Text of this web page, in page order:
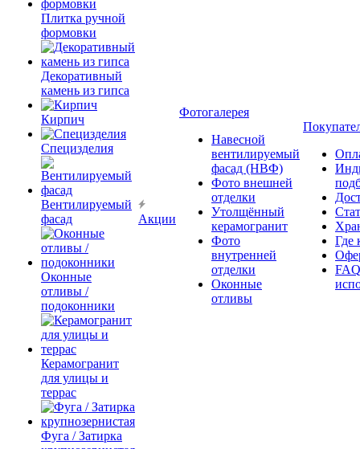
Плитка ручной
формовки
Декоративный
камень из гипса
Кирпич
Специзделия
Вентилируемый
фасад
Оконные
отливы /
подоконники
Керамогранит
для улицы и
террас
Фуга / Затирка
Акции
Фотогалерея
Навесной
вентилируемый
фасад (НВФ)
Фото внешней
отделки
Утолщённый
керамогранит
Фото
внутренней
отделки
Оконные
отливы
Где